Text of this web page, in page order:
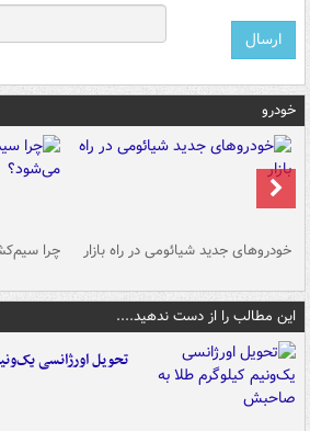
خودرو
خودروهای جدید شیائومی در راه بازار چرا
این مطالب را از دست ندهید....
تحویل اورژانسی